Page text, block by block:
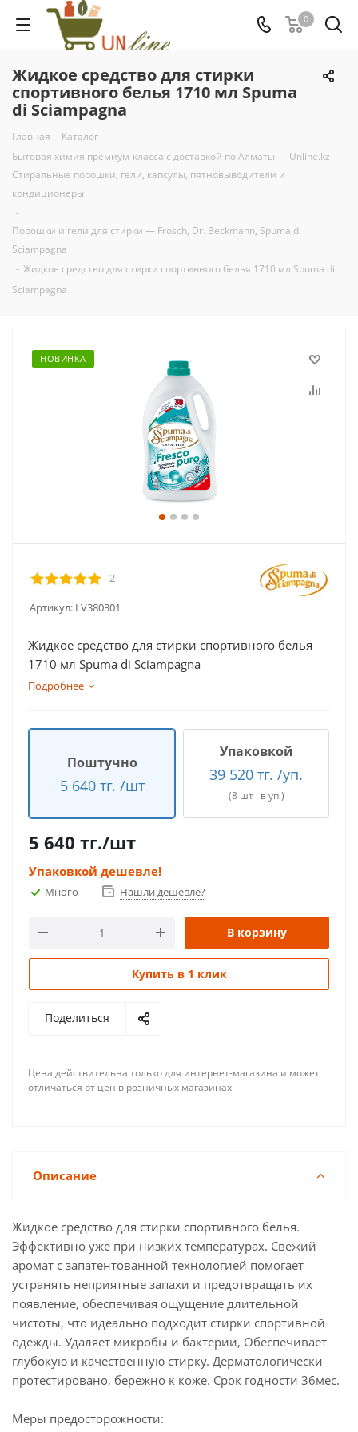
0
Жидкое средство для стирки
cпортивного белья 1710 мл Spuma
di Sciampagna
Главная - Каталог -
Бытовая химия премиум-класса с доставкой по Алматы — Unline.kz -
Стиральные порошки, гели, капсулы, пятновыводители и
кондиционеры
-
Порошки и гели для стирки — Frosch, Dr. Beckmann, Spuma di
Sciampagna
- Жидкое средство для стирки cпортивного белья 1710 мл Spuma di
Sciampagna
НОВИНКА
2
Артикул: LV380301
Жидкое средство для стирки cпортивного белья
1710 мл Spuma di Sciampagna
Подробнее
Поштучно
5 640 тг. /шт
Упаковкой
39 520 тг. /уп.
(8 шт . в уп.)
5 640 тг./шт
Упаковкой дешевле!
Много Нашли дешевле?
В корзину
Купить в 1 клик
Поделиться
Цена действительна только для интернет-магазина и может
отличаться от цен в розничных магазинах
Описание
Жидкое средство для стирки cпортивного белья.
Эффективно уже при низких температурах. Свежий
аромат с запатентованной технологией помогает
устранять неприятные запахи и предотвращать их
появление, обеспечивая ощущение длительной
чистоты, что идеально подходит стирки спортивной
одежды. Удаляет микробы и бактерии, Обеспечивает
глубокую и качественную стирку. Дерматологически
протестировано, бережно к коже. Срок годности 36мес.
Меры предосторожности: